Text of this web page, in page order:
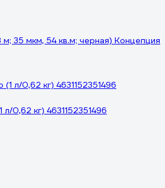
м; 35 мкм, 54 кв.м; черная) Концепция
0,62 кг) 4631152351496